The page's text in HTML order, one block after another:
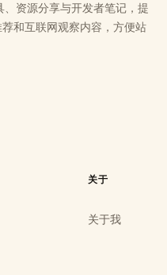
资源分享与开发者笔记，提
和互联网观察内容，方便站
关于
关于我